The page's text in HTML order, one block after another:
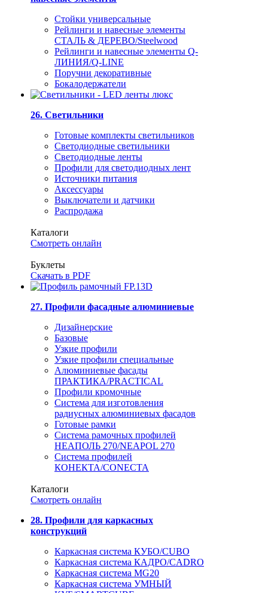
Стойки универсальные
Рейлинги и навесные элементы
СТАЛЬ & ДЕРЕВО/Steelwood
Рейлинги и навесные элементы Q-
ЛИНИЯ/Q-LINE
Поручни декоративные
Бокалодержатели
26. Светильники
Готовые комплекты светильников
Светодиодные светильники
Светодиодные ленты
Профили для светодиодных лент
Источники питания
Аксессуары
Выключатели и датчики
Распродажа
Каталоги
Смотреть онлайн
Буклеты
Скачать в PDF
27. Профили фасадные алюминиевые
Дизайнерские
Базовые
Узкие профили
Узкие профили специальные
Алюминиевые фасады
ПРАКТИКА/PRACTICAL
Профили кромочные
Система для изготовления
радиусных алюминиевых фасадов
Готовые рамки
Система рамочных профилей
НЕАПОЛЬ 270/NEAPOL 270
Система профилей
КОНЕКТА/CONECTA
Каталоги
Смотреть онлайн
28. Профили для каркасных
конструкций
Каркасная система КУБО/CUBO
Каркасная система КАДРО/CADRO
Каркасная система MG20
Каркасная система УМНЫЙ